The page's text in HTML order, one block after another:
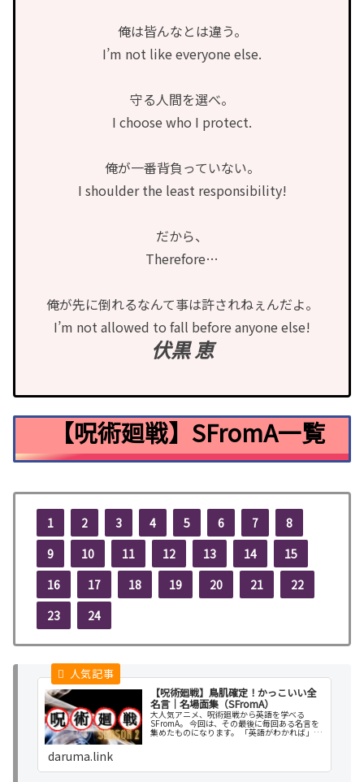
俺は皆んなとは違う。
I’m not like everyone else.
守る人間を選べ。
I choose who I protect.
俺が一番背負っていない。
I shoulder the least responsibility!
だから、
Therefore…
俺が先に倒れるなんて事は許されねぇんだよ。
I’m not allowed to fall before anyone else!
伏黒 恵
【呪術廻戦】SFromA一覧
1 2 3 4 5 6 7
8
9
10 11 12 13 14
15
16
17 18 19 20 21
22
23
24
【呪術廻戦】鳥肌確定！かっこいい全
名言｜名場面集（SFromA）
大人気アニメ、呪術廻戦から英語を学べる
SFromA。 今回は、その最後に毎回ある名言を
集めたものになります。 「英語がわかれば」あ
daruma.link